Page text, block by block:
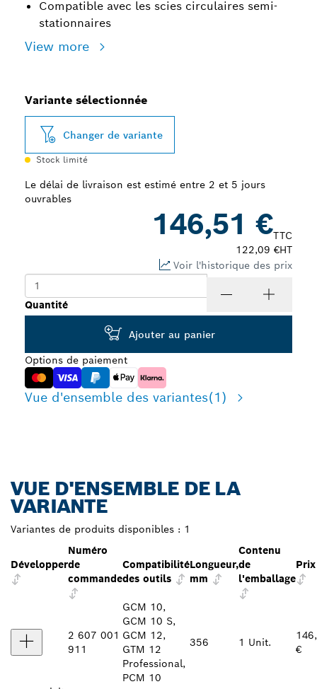
Compatible avec les scies circulaires semi-
stationnaires
View more
Variante sélectionnée
Changer de variante
Stock limité
Le délai de livraison est estimé entre 2 et 5 jours
ouvrables
146,51 €TTC
122,09 €HT
Voir l'historique des prix
Quantité
Ajouter au panier
Options de paiement
Vue d'ensemble des variantes(1)
VUE D'ENSEMBLE DE LA
VARIANTE
Variantes de produits disponibles : 1
Développer
Numéro
de
commande
Compatibilité
des outils
Longueur,
mm
Contenu
de
l'emballage
Prix
2 607 001
911
GCM 10,
GCM 10 S,
GCM 12,
GTM 12
Professional,
PCM 10
356 1 Unit.
€